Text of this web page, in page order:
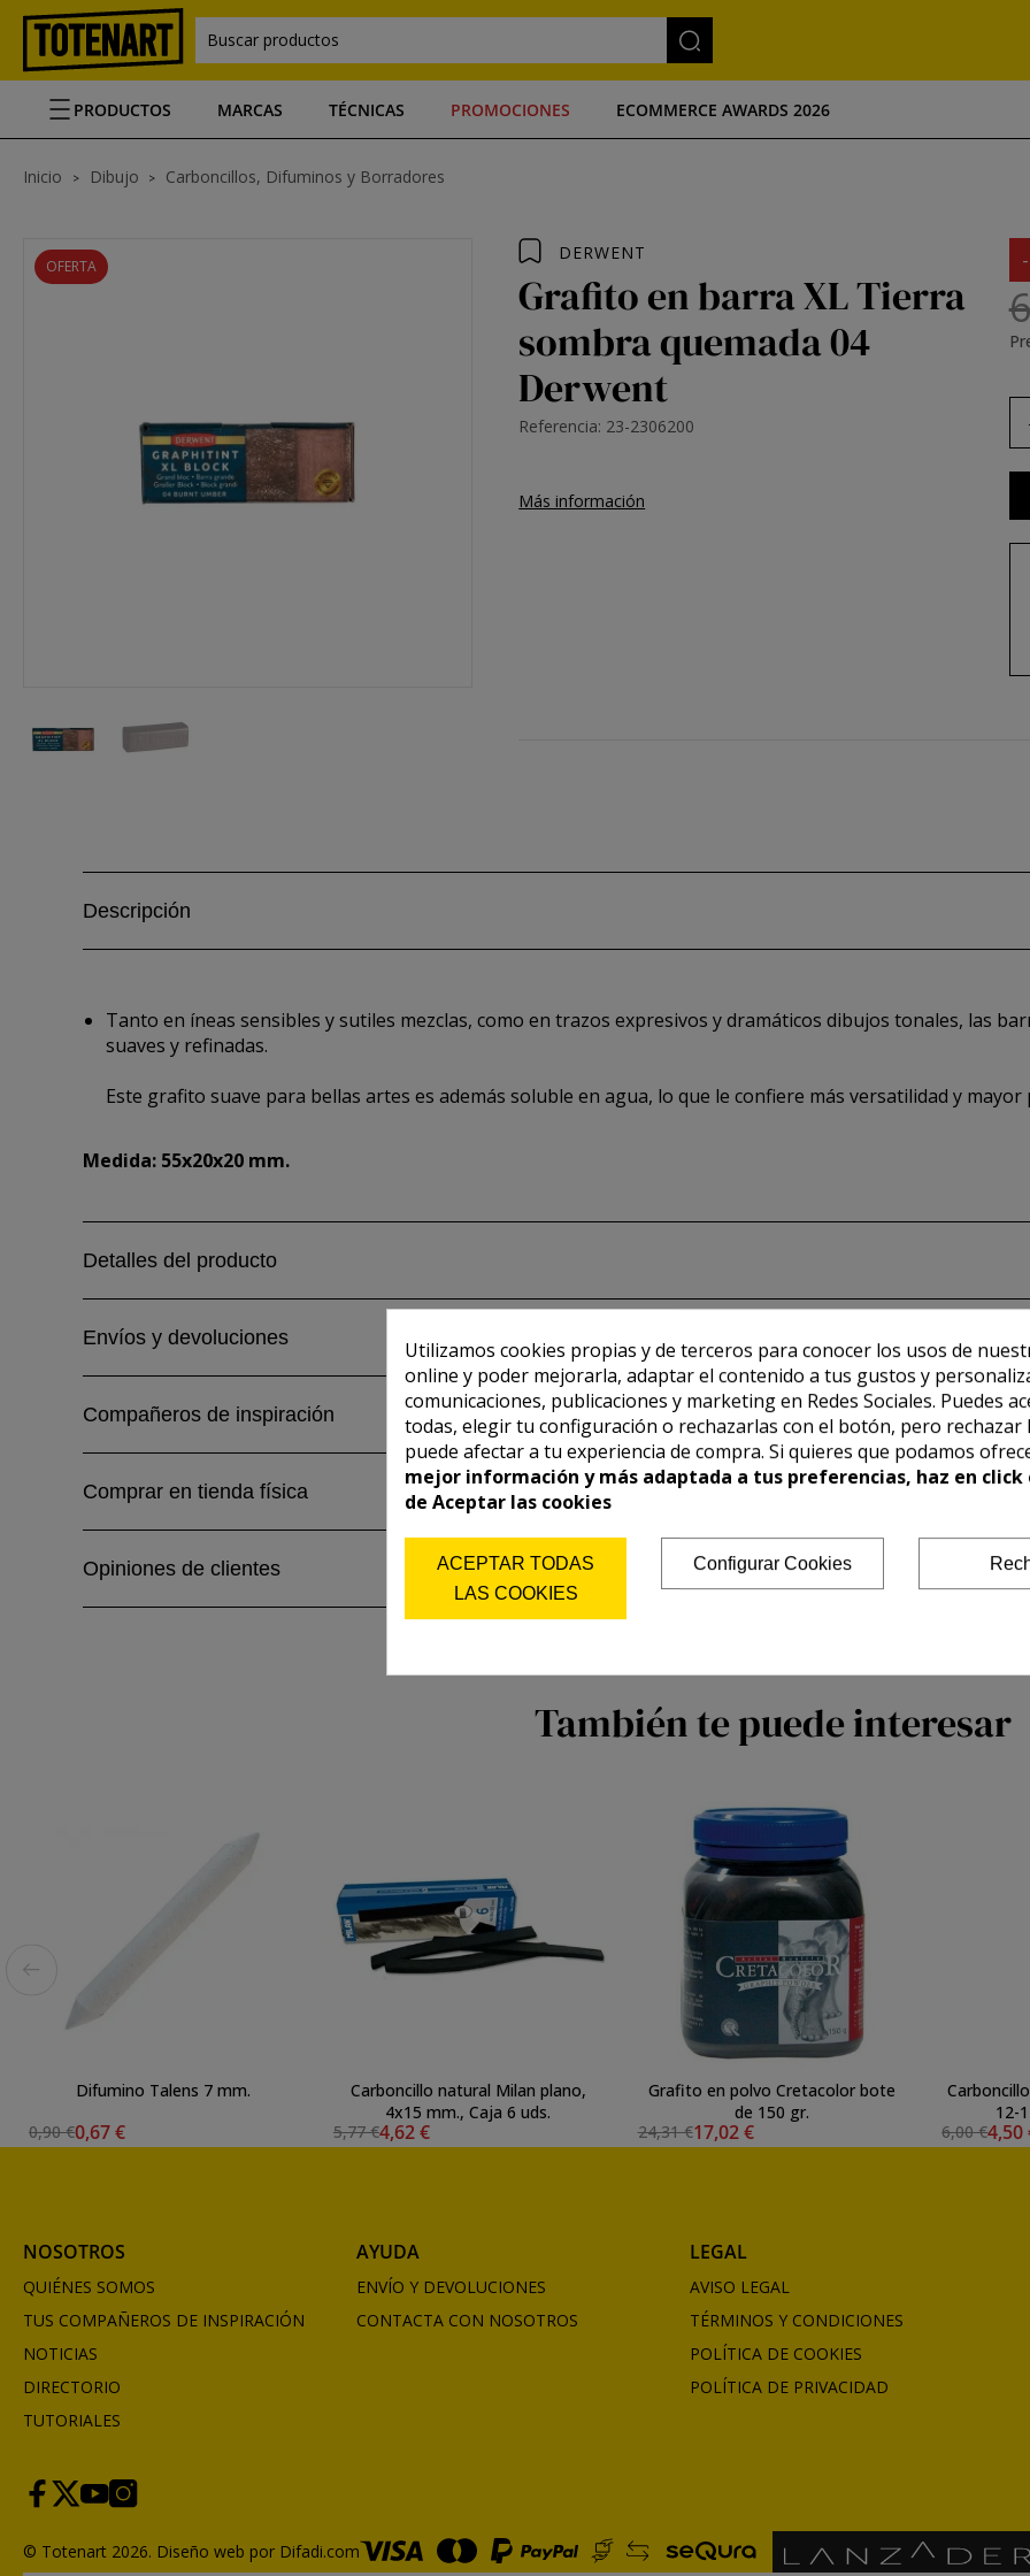
Buscar productos
PRODUCTOS MARCAS TÉCNICAS PROMOCIONES ECOMMERCE AWARDS 2026
Inicio Dibujo Carboncillos, Difuminos y Borradores
OFERTA
DERWENT
Grafito en barra XL Tierra
sombra quemada 04
Derwent
Referencia: 23-2306200
Más información
Descripción
Tanto en íneas sensibles y sutiles mezclas, como en trazos expresivos y dramáticos dibujos tonales, las
suaves y refinadas.
Este grafito suave para bellas artes es además soluble en agua, lo que le confiere más versatilidad y
Medida: 55x20x20 mm.
Detalles del producto
Envíos y devoluciones
Compañeros de inspiración
Comprar en tienda física
Opiniones de clientes
También te puede interesar
Difumino Talens 7 mm.
0,90 €0,67 €
Carboncillo natural Milan plano,
4x15 mm., Caja 6 uds.
5,77 €4,62 €
Grafito en polvo Cretacolor bote
de 150 gr.
24,31 €17,02 €
12-
6,00 €4,50
NOSOTROS
QUIÉNES SOMOS
TUS COMPAÑEROS DE INSPIRACIÓN
NOTICIAS
DIRECTORIO
TUTORIALES
AYUDA
ENVÍO Y DEVOLUCIONES
CONTACTA CON NOSOTROS
LEGAL
AVISO LEGAL
TÉRMINOS Y CONDICIONES
POLÍTICA DE COOKIES
POLÍTICA DE PRIVACIDAD
© Totenart 2026. Diseño web por Difadi.com
Utilizamos cookies propias y de terceros para conocer los usos de
online y poder mejorarla, adaptar el contenido a tus gustos y
comunicaciones, publicaciones y marketing en Redes Sociales. Puedes
todas, elegir tu configuración o rechazarlas con el botón, pero rechazar
puede afectar a tu experiencia de compra. Si quieres que podamos
mejor información y más adaptada a tus preferencias, haz en click
de Aceptar las cookies
ACEPTAR TODAS
LAS COOKIES
Configurar Cookies